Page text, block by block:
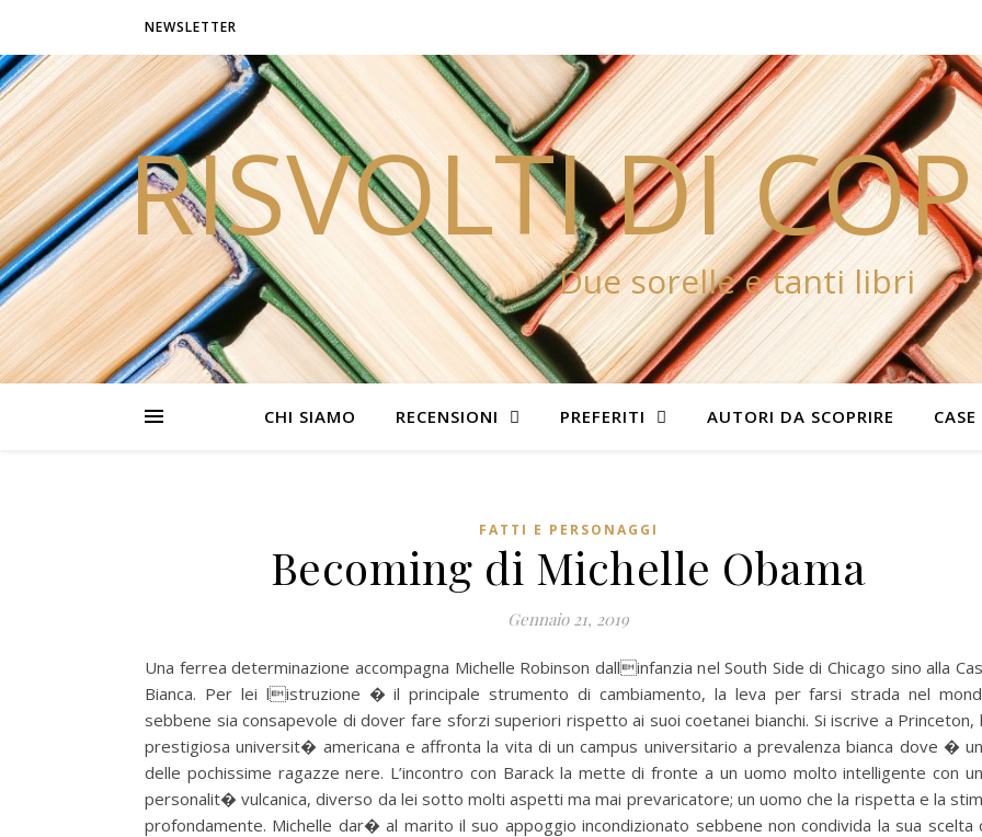
NEWSLETTER
RISVOLTI DI
Due sorelle e tanti libri
CHI SIAMO RECENSIONI PREFERITI AUTORI DA SCOPRIRE
FATTI E PERSONAGGI
Becoming di Michelle Obama
Gennaio 21, 2019
Una ferrea determinazione accompagna Michelle Robinson dallinfanzia nel South Side di Chicago sino alla
Bianca. Per lei listruzione � il principale strumento di cambiamento, la leva per farsi strada nel
sebbene sia consapevole di dover fare sforzi superiori rispetto ai suoi coetanei bianchi. Si iscrive a Princeton,
prestigiosa universit� americana e affronta la vita di un campus universitario a prevalenza bianca dove �
delle pochissime ragazze nere. L’incontro con Barack la mette di fronte a un uomo molto intelligente con
personalit� vulcanica, diverso da lei sotto molti aspetti ma mai prevaricatore; un uomo che la rispetta e la
profondamente. Michelle dar� al marito il suo appoggio incondizionato sebbene non condivida la sua scelta